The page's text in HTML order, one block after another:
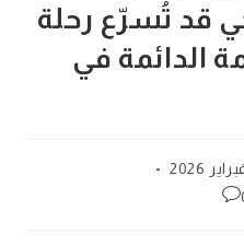
قد تُسرّع رحلة
الدائمة في